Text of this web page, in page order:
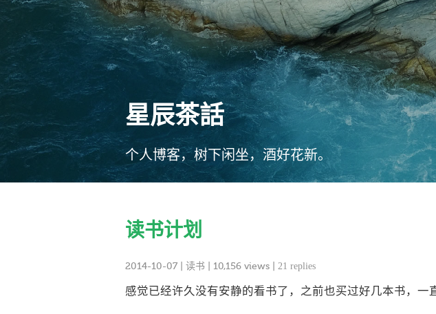
星辰茶話
个人博客，树下闲坐，酒好花新。
读书计划
2014-10-07 读书 | 10,156 views | 21 replies
感觉已经许久没有安静的看书了，之前也买过好几本书，一